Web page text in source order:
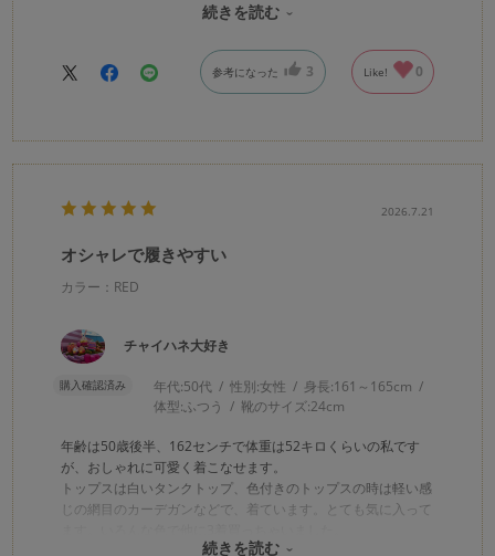
やや太めですが、体型カバーにもピッタリです♪
続きを読む
参考になった 3 Like! 0
2026.7.21
オシャレで履きやすい
カラー：RED
チャイハネ大好き
購入確認済み 年代:50代 性別:女性 身長:161～165cm
体型:ふつう 靴のサイズ:24cm
年齢は50歳後半、162センチで体重は52キロくらいの私です
が、おしゃれに可愛く着こなせます。
トップスは白いタンクトップ、色付きのトップスの時は軽い感
じの網目のカーデガンなどで、着ています。とても気に入って
旅行にも着ていくのもとても楽しみです。ポップな色と履きや
続きを読む